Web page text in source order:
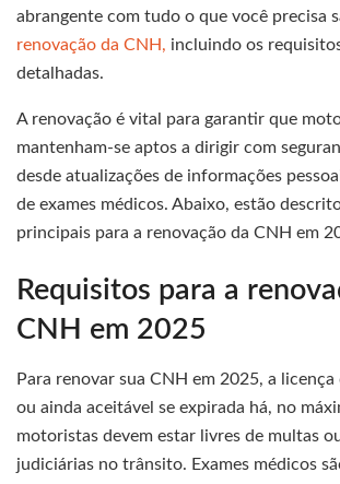
abrangente com tudo o que você precisa
renovação da CNH, incluindo os
detalhadas.
A renovação é vital para garantir que
mantenham-se aptos a dirigir com
desde atualizações de informações
de exames médicos. Abaixo, estão
principais para a renovação da CNH em
Requisitos para a
CNH em 2025
Para renovar sua CNH em 2025, a
ou ainda aceitável se expirada há, no
motoristas devem estar livres de multas
judiciárias no trânsito. Exames médicos